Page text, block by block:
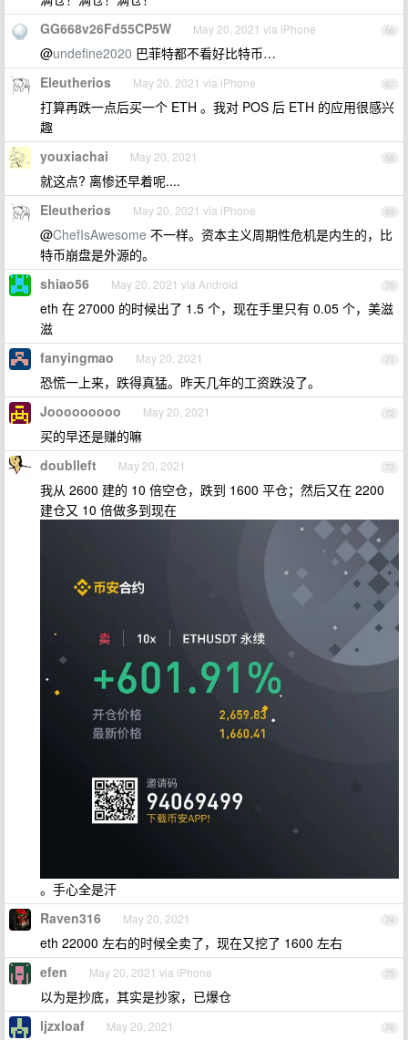
66
GG668v26Fd55CP5W May 20, 2021 via iPhone
@undefine2020 巴菲特都不看好比特币…
67
Eleutherios May 20, 2021 via iPhone
打算再跌一点后买一个 ETH 。我对 POS 后 ETH 的应用很感兴
趣
68
youxiachai May 20, 2021
就这点? 离惨还早着呢....
69
Eleutherios May 20, 2021 via iPhone
@ChefIsAwesome 不一样。资本主义周期性危机是内生的，比
特币崩盘是外源的。
70
shiao56 May 20, 2021 via Android
eth 在 27000 的时候出了 1.5 个，现在手里只有 0.05 个，美滋
滋
71
fanyingmao May 20, 2021
恐慌一上来，跌得真猛。昨天几年的工资跌没了。
72
Jooooooooo May 20, 2021
买的早还是赚的嘛
73
doublleft May 20, 2021
我从 2600 建的 10 倍空仓，跌到 1600 平仓；然后又在 2200
建仓又 10 倍做多到现在
。手心全是汗
74
Raven316 May 20, 2021
eth 22000 左右的时候全卖了，现在又挖了 1600 左右
75
efen May 20, 2021 via iPhone
以为是抄底，其实是抄家，已爆仓
76
ljzxloaf May 20, 2021